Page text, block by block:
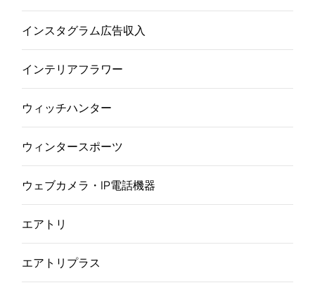
インスタグラム広告収入
インテリアフラワー
ウィッチハンター
ウィンタースポーツ
ウェブカメラ・IP電話機器
エアトリ
エアトリプラス